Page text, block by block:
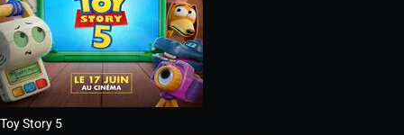
Toy Story 5